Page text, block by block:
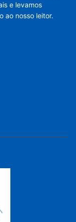
e levamos
ao nosso leitor.